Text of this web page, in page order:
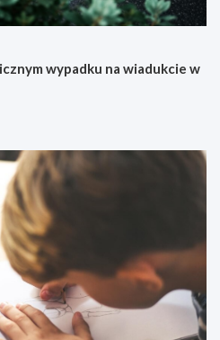
wypadku na wiadukcie w